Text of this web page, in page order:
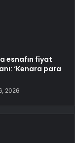
esnafın fiyat
‘Kenara para
2026